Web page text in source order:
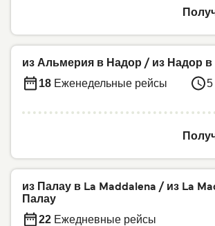
из Альмерия в Надор / из Надор
18 Еженедельные рейсы 5
из Палау в La Maddalena / из La
Палау
22 Ежедневные рейсы